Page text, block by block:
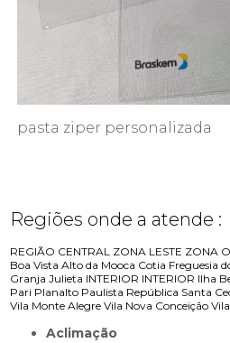
pasta ziper personalizada
Regiões onde a atende :
REGIÃO CENTRAL ZONA LESTE ZONA
Boa Vista Alto da Mooca Cotia Freguesia
Granja Julieta INTERIOR INTERIOR Ilha
Pari Planalto Paulista República Santa
Vila Monte Alegre Vila Nova Conceição
Aclimação